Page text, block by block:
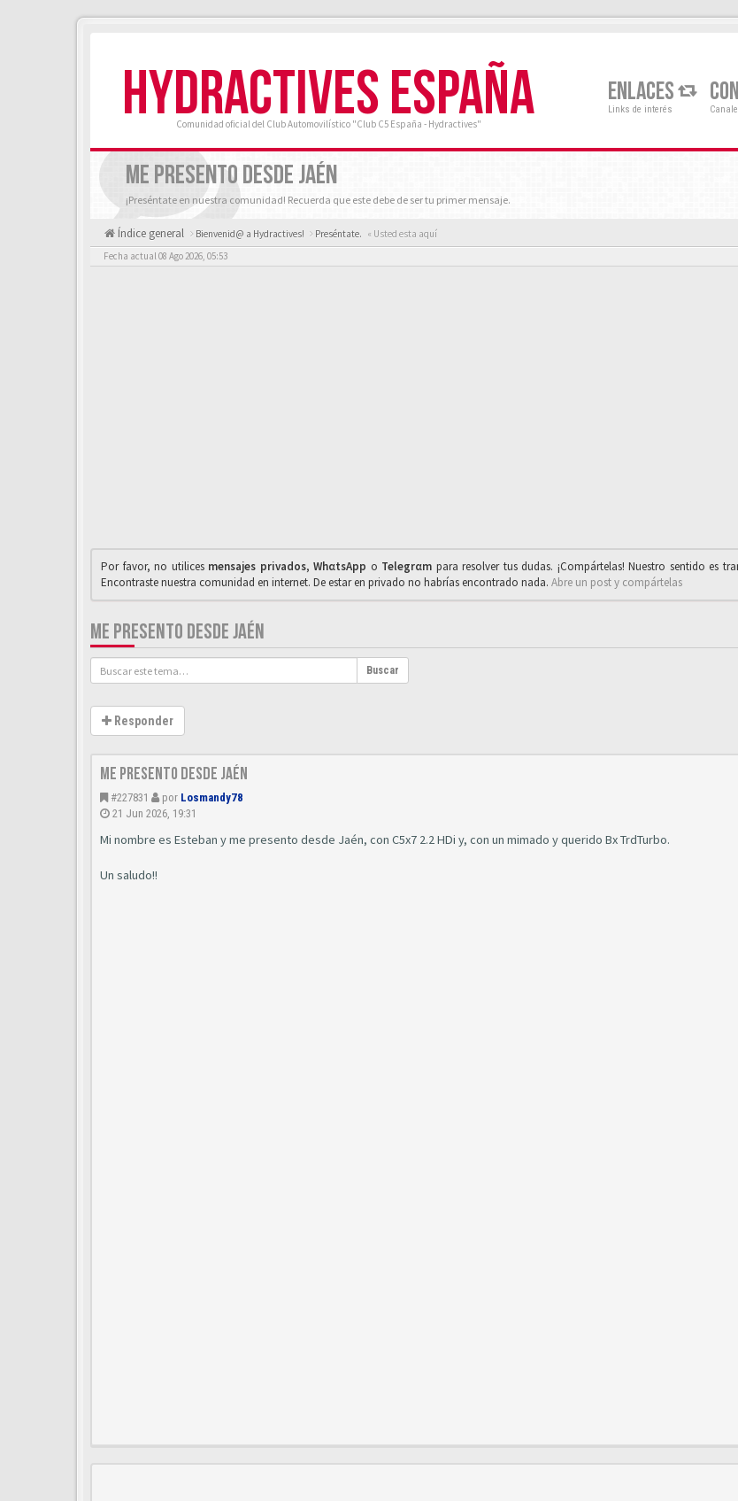
HYDRACTIVES ESPAÑA
Comunidad oficial del Club Automovilístico "Club C5 España - Hydractives"
ENLACES
Links de interés
ME PRESENTO DESDE JAÉN
¡Preséntate en nuestra comunidad! Recuerda que este debe de ser tu primer mensaje.
Índice general Bienvenid@ a Hydractives! Preséntate. « Usted esta aquí
Fecha actual 08 Ago 2026, 05:53
Por favor, no utilices mensajes privados,WhαtsApp o Telegrαm para resolver tus dudas. ¡Compártelas! Nuestro sentido es
Encontraste nuestra comunidad en internet. De estar en privado no habrías encontrado nada. Abre un post y compártelas
ME PRESENTO DESDE JAÉN
Buscar
Responder
Me presento desde Jaén
#227831 por Losmandy78
21 Jun 2026, 19:31
Mi nombre es Esteban y me presento desde Jaén, con C5x7 2.2 HDi y, con un mimado y querido Bx TrdTurbo.
Un saludo!!